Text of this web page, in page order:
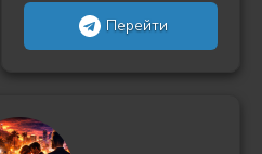
Перейти